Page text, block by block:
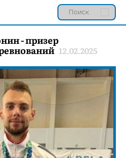
- призер
12.02.2025